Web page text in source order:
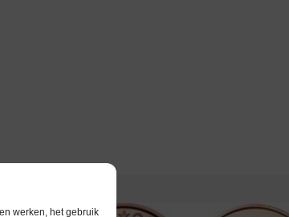
werken, het gebruik